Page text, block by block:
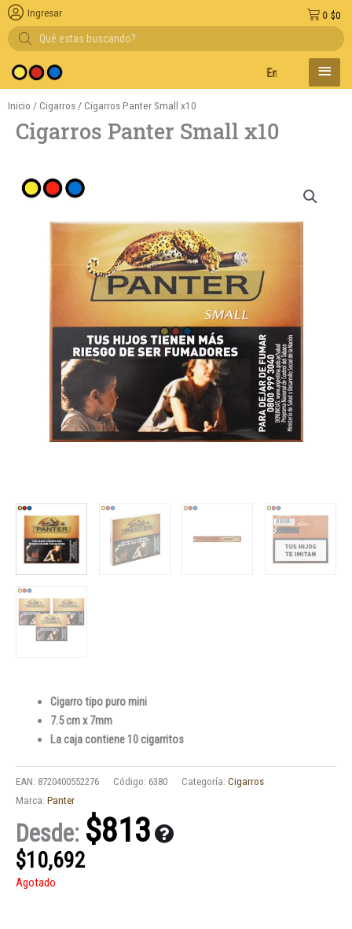
Búsqueda
de
productos
Entregas en el día en
$0
0
Ingresar
MENÚ
Inicio / Cigarros / Cigarros Panter Small x10
Cigarros Panter Small x10
Cigarro tipo puro mini
7.5 cm x 7mm
La caja contiene 10 cigarritos
EAN: 8720400552276 Código: 6380 Categoría: Cigarros
Marca: Panter
Desde: $813
$10,692
Agotado